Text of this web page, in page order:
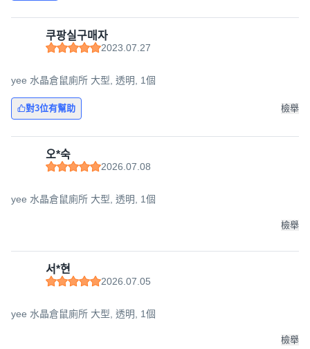
쿠팡실구매자
2023.07.27
yee 水晶倉鼠廁所 大型, 透明, 1個
對3位有幫助 檢舉
오*숙
2026.07.08
yee 水晶倉鼠廁所 大型, 透明, 1個
檢舉
서*현
2026.07.05
yee 水晶倉鼠廁所 大型, 透明, 1個
檢舉